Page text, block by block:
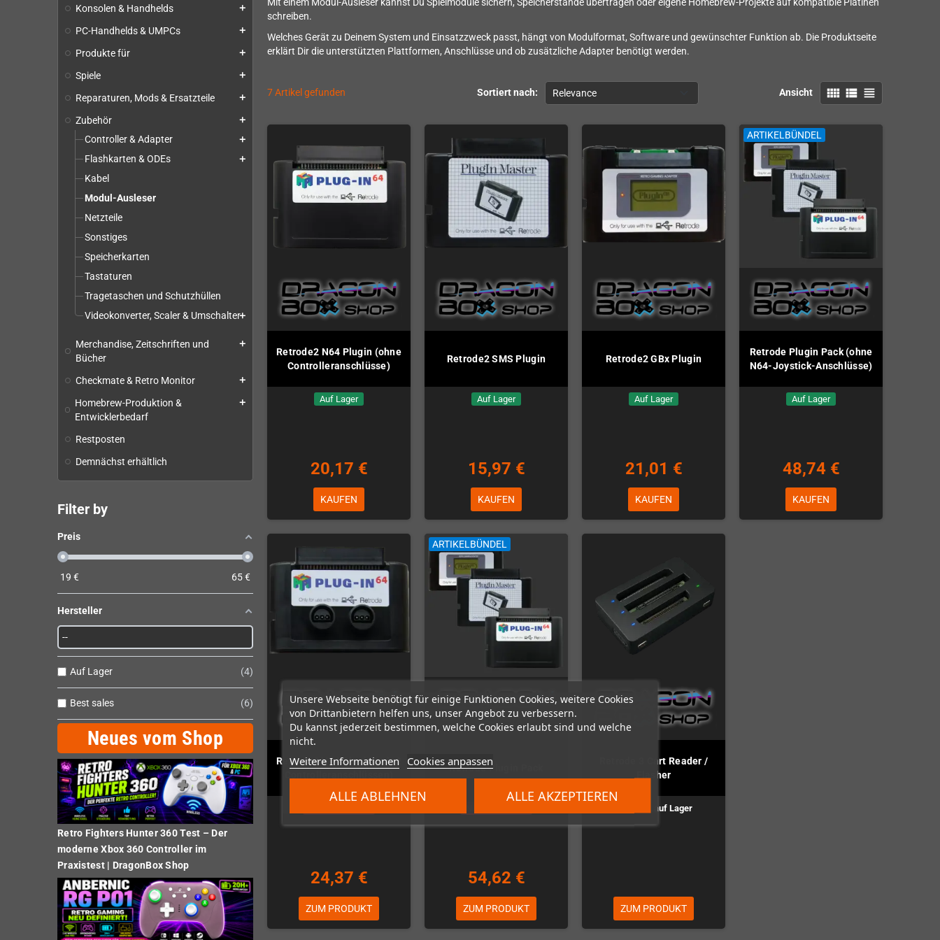
Unsere Webseite benötigt für einige Funktionen Cookies, weitere Cookies
von Drittanbietern helfen uns, unser Angebot zu verbessern.
Du kannst jederzeit bestimmen, welche Cookies erlaubt sind und welche
nicht.
Weitere Informationen Cookies anpassen
ALLE ABLEHNEN ALLE AKZEPTIEREN
Konsolen & Handhelds add
PC-Handhelds & UMPCs add
Produkte für add
Spiele add
Reparaturen, Mods & Ersatzteile add
Zubehör add
Controller & Adapter add
Flashkarten & ODEs add
Kabel
Modul-Ausleser
Netzteile
Sonstiges
Speicherkarten
Tastaturen
Tragetaschen und Schutzhüllen
Videokonverter, Scaler & Umschalteradd
Merchandise, Zeitschriften und
Bücher
add
Checkmate & Retro Monitor add
Homebrew-Produktion &
Entwicklerbedarf
add
Restposten
Demnächst erhältlich
Filter by
Preis
19 € 65€
Hersteller
Auf Lager 4
Best sales 6
Neues vom Shop
Retro Fighters Hunter 360 Test – Der
moderne Xbox 360 Controller im
Praxistest | DragonBox Shop
Mit einem Modul-Ausleser kannst Du Spielmodule sichern, Speicherstände übertragen oder eigene Homebrew-Projekte auf kompatible Platinen
schreiben.
Welches Gerät zu Deinem System und Einsatzzweck passt, hängt von Modulformat, Software und gewünschter Funktion ab. Die Produktseite
erklärt Dir die unterstützten Plattformen, Anschlüsse und ob zusätzliche Adapter benötigt werden.
Sortiert nach: Relevance Ansicht view_comfy view_list view_headline
7 Artikel gefunden
Retrode2 N64 Plugin (ohne
Controlleranschlüsse)
Auf Lager
20,17 €
KAUFEN
Retrode2 SMS Plugin
Auf Lager
15,97 €
KAUFEN
Retrode2 GBx Plugin
Auf Lager
21,01 €
KAUFEN
ARTIKELBÜNDEL
Retrode Plugin Pack (ohne
N64-Joystick-Anschlüsse)
Auf Lager
48,74 €
KAUFEN
Retrode2 N64 Plugin (mit 2
24,37 €
ZUM PRODUKT
ARTIKELBÜNDEL
Retrode Plugin Pack
54,62 €
ZUM PRODUKT
Retrode 3 Cart Reader /
Flasher
Vorauss. auf Lager
Vorbestellung!
ZUM PRODUKT